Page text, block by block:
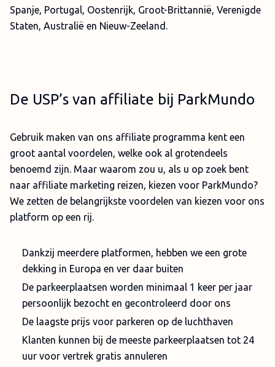
Spanje, Portugal, Oostenrijk, Groot-Brittannië, Verenigde
Staten, Australië en Nieuw-Zeeland.
De USP’s van affiliate bij ParkMundo
Gebruik maken van ons affiliate programma kent een
groot aantal voordelen, welke ook al grotendeels
benoemd zijn. Maar waarom zou u, als u op zoek bent
naar affiliate marketing reizen, kiezen voor ParkMundo?
We zetten de belangrijkste voordelen van kiezen voor ons
platform op een rij.
Dankzij meerdere platformen, hebben we een grote
dekking in Europa en ver daar buiten
De parkeerplaatsen worden minimaal 1 keer per jaar
persoonlijk bezocht en gecontroleerd door ons
De laagste prijs voor parkeren op de luchthaven
Klanten kunnen bij de meeste parkeerplaatsen tot 24
uur voor vertrek gratis annuleren